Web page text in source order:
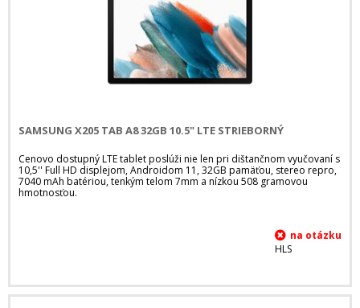
SAMSUNG X205 TAB A8 32GB 10.5" LTE STRIEBORNÝ
Cenovo dostupný LTE tablet poslúži nie len pri dištančnom vyučovaní s
10,5'' Full HD displejom, Androidom 11, 32GB pamäťou, stereo repro,
7040 mAh batériou, tenkým telom 7mm a nízkou 508 gramovou
hmotnosťou.
HLS